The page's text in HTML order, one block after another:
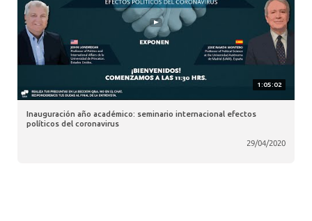
1:05:02
Inauguración año académico: seminario internacional efectos
políticos del coronavirus
29/04/2020